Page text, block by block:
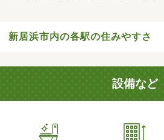
新居浜市内の各駅の住みやすさ
設備など